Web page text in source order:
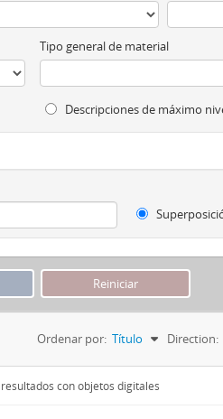
Tipo general de material
Descripciones de máximo
Ordenar por: Título Direction:
con objetos digitales